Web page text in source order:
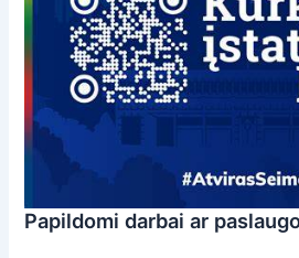
Papildomi darbai ar